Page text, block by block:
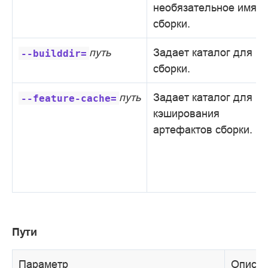
необязательное имя
сборки.
--builddir= путь
Задает каталог для
сборки.
--feature-cache= путь
Задает каталог для
кэширования
артефактов сборки.
Пути
Параметр